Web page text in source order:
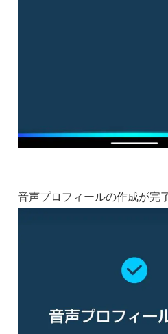
音声プロフィールの作成が完